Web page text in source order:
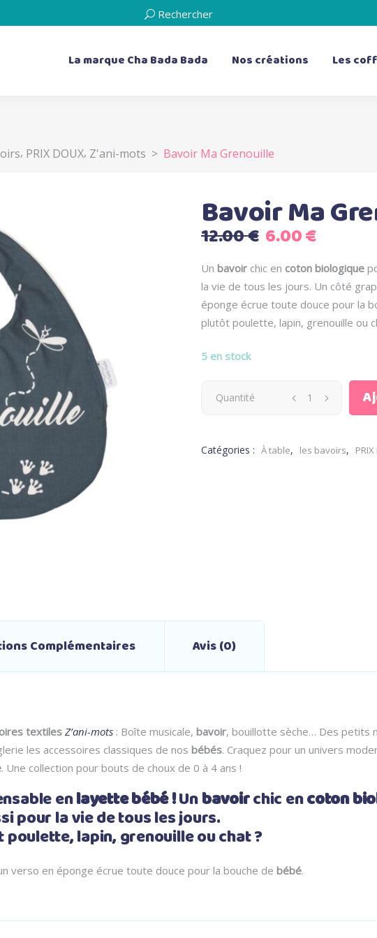
Rechercher
La marque Cha Bada Bada Nos créations
les bavoirs
les doudous plats
les boîtes à musique
les bouillottes sèches
les coussins
Les
, PRIX DOUX, Z'ani-mots > Bavoir Ma Grenouille
Bavoir Ma
12.00€ Le
initial
était :
12.00 €.
6.00€Le
actuel
est :
6.00 €.
Un bavoir chic en coton biologique
la vie de tous les jours. Un côté
éponge écrue toute douce pour la
plutôt poulette, lapin, grenouille ou
5 en stock
Bavoir
Grenouille
Quantité
Catégories : À table, les bavoirs,
Complémentaires Avis (0)
textiles Z’ani-mots : Boîte musicale, bavoir, bouillotte sèche… Des petits
les accessoires classiques de nos bébés. Craquez pour un univers
. Une collection pour bouts de choux de 0 à 4 ans !
enlayette bébé !Unbavoirchic encoton
pour la vie de tous les jours.
lapin, grenouille ou chat ?
verso en éponge écrue toute douce pour la bouche de bébé.